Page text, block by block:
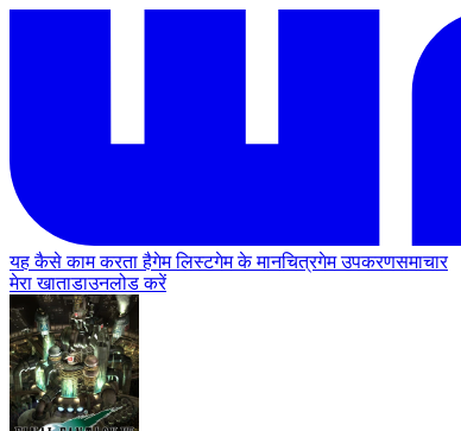
यह कैसे काम करता हैगेम लिस्टगेम के मानचित्रगेम उपकरणसमाचार
मेरा खाताडाउनलोड करें